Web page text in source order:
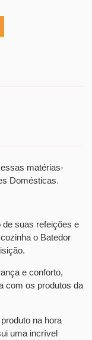
matérias-
Domésticas.
de suas refeições e
o Batedor
e conforto,
com os produtos da
na hora
uma incrível